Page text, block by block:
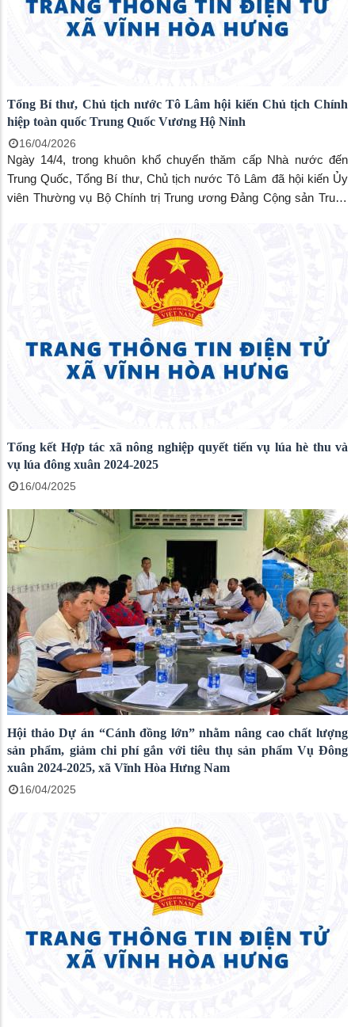
Tổng Bí thư, Chủ tịch nước Tô Lâm hội kiến Chủ tịch Chính
hiệp toàn quốc Trung Quốc Vương Hộ Ninh
16/04/2026
Ngày 14/4, trong khuôn khổ chuyến thăm cấp Nhà nước đến
Trung Quốc, Tổng Bí thư, Chủ tịch nước Tô Lâm đã hội kiến Ủy
viên Thường vụ Bộ Chính trị Trung ương Đảng Cộng sản Trung
tại Đại Lễ đường Nhân dân, thủ đô Bắc Kinh.
Tổng kết Hợp tác xã nông nghiệp quyết tiến vụ lúa hè thu và
vụ lúa đông xuân 2024-2025
16/04/2025
Hội thảo Dự án “Cánh đồng lớn” nhằm nâng cao chất lượng
sản phẩm, giảm chi phí gắn với tiêu thụ sản phẩm Vụ Đông
xuân 2024-2025, xã Vĩnh Hòa Hưng Nam
16/04/2025